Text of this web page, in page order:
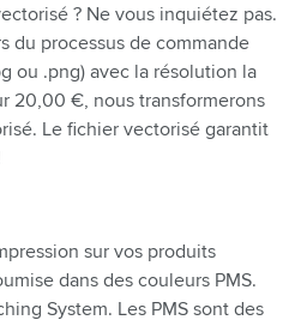
? Ne vous inquiétez pas.
du processus de commande
ou .png) avec la résolution la
20,00 €, nous transformerons
Le fichier vectorisé garantit
sur vos produits
dans des couleurs PMS.
System. Les PMS sont des